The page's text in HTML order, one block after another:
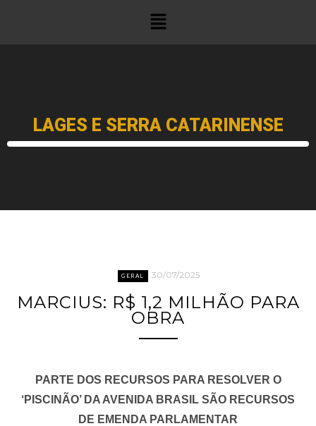
LAGES E SERRA CATARINENSE
GERAL 30/07/2025
MARCIUS: R$ 1,2 MILHÃO PARA
OBRA
PARTE DOS RECURSOS PARA RESOLVER O
‘PISCINÃO’ DA AVENIDA BRASIL SÃO RECURSOS
DE EMENDA PARLAMENTAR